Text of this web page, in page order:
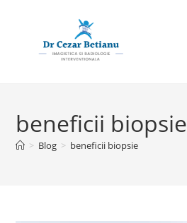
beneficii biopsie
> Blog > beneficii biopsie